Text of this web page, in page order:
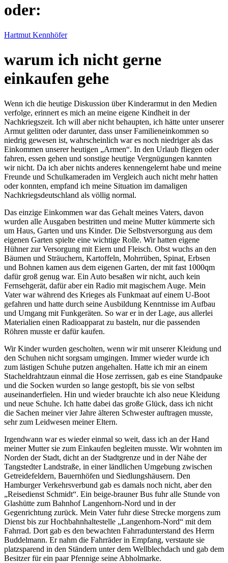
oder:
Hartmut Kennhöfer
warum ich nicht gerne
einkaufen gehe
Wenn ich die heutige Diskussion über Kinderarmut in den Medien
verfolge, erinnert es mich an meine eigene Kindheit in der
Nachkriegszeit. Ich will aber nicht behaupten, ich hätte unter unserer
Armut gelitten oder darunter, dass unser Familieneinkommen so
niedrig gewesen ist, wahrscheinlich war es noch niedriger als das
Einkommen unserer heutigen
Armen . In den Urlaub fliegen oder
fahren, essen gehen und sonstige heutige Vergnügungen kannten
wir nicht. Da ich aber nichts anderes kennengelernt habe und meine
Freunde und Schulkameraden im Vergleich auch nicht mehr hatten
oder konnten, empfand ich meine Situation im damaligen
Nachkriegsdeutschland als völlig normal.
Das einzige Einkommen war das Gehalt meines Vaters, davon
wurden alle Ausgaben bestritten und meine Mutter kümmerte sich
um Haus, Garten und uns Kinder. Die Selbstversorgung aus dem
eigenen Garten spielte eine wichtige Rolle. Wir hatten eigene
Hühner zur Versorgung mit Eiern und Fleisch. Obst wuchs an den
Bäumen und Sträuchern, Kartoffeln, Mohrrüben, Spinat, Erbsen
und Bohnen kamen aus dem eigenen Garten, der mit fast 1000qm
dafür groß genug war. Ein Auto besaßen wir nicht, auch kein
Fernsehgerät, dafür aber ein Radio mit magischem Auge. Mein
Vater war während des Krieges als Funkmaat auf einem U-Boot
gefahren und hatte durch seine Ausbildung Kenntnisse im Aufbau
und Umgang mit Funkgeräten. So war er in der Lage, aus allerlei
Materialien einen Radioapparat zu basteln, nur die passenden
Röhren musste er dafür kaufen.
Wir Kinder wurden gescholten, wenn wir mit unserer Kleidung und
den Schuhen nicht sorgsam umgingen. Immer wieder wurde ich
zum lästigen Schuhe putzen angehalten. Hatte ich mir an einem
Stacheldrahtzaun einmal die Hose zerrissen, gab es eine Standpauke
und die Socken wurden so lange gestopft, bis sie von selbst
auseinanderfielen. Hin und wieder brauchte ich also neue Kleidung
und neue Schuhe. Ich hatte dabei das große Glück, dass ich nicht
die Sachen meiner vier Jahre älteren Schwester auftragen musste,
sehr zum Leidwesen meiner Eltern.
Irgendwann war es wieder einmal so weit, dass ich an der Hand
meiner Mutter sie zum Einkaufen begleiten musste. Wir wohnten im
Norden der Stadt, dicht an der Stadtgrenze und in der Nähe der
Tangstedter Landstraße, in einer ländlichen Umgebung zwischen
Getreidefeldern, Bauernhöfen und Siedlungshäusern. Den
Hamburger Verkehrsverbund gab es damals noch nicht, aber den
Reisedienst Schmidt . Ein beige-brauner Bus fuhr alle Stunde von
Glashütte zum Bahnhof Langenhorn-Nord und in der
Gegenrichtung zurück. Mein Vater fuhr diese Strecke morgens zum
Dienst bis zur Hochbahnhaltestelle
Langenhorn-Nord
mit dem
Fahrrad. Dort gab es den bewachten Fahrradunterstand des Herrn
Buddelmann. Er nahm die Fahrräder in Empfang, verstaute sie
platzsparend in den Ständern unter dem Wellblechdach und gab dem
Besitzer für ein paar Pfennige seine Abholmarke.